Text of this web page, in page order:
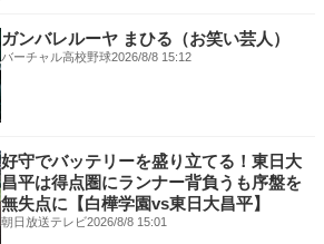
ガンバレルーヤ まひる（お笑い芸人）
バーチャル高校野球2026/8/8 15:12
好守でバッテリーを盛り立てる！東日大
昌平は得点圏にランナー背負うも序盤を
無失点に【白樺学園vs東日大昌平】
朝日放送テレビ2026/8/8 15:01